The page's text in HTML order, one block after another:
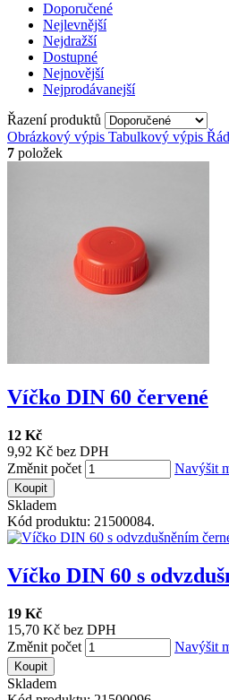
Doporučené
Nejlevnější
Nejdražší
Dostupné
Nejnovější
Nejprodávanejší
Řazení produktů
Obrázkový výpis Tabulkový výpis
7 položek
Víčko DIN 60 červené
12 Kč
9,92 Kč bez DPH
Změnit počet
Navýšit
Koupit
Skladem
Kód produktu: 21500084.
Víčko DIN 60 s
19 Kč
15,70 Kč bez DPH
Změnit počet
Navýšit
Koupit
Skladem